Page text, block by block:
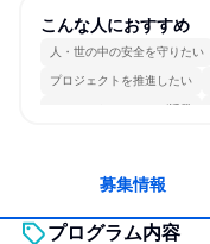
こんな人におすすめ
人・世の中の安全を守りたい
プロジェクトを推進したい
コミュニケーションが活発
募集情報
プログラム内容